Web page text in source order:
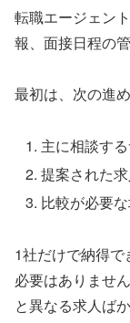
転職エージェン
報、面接日程の
最初は、次の進
主に相談す
提案された
比較が必要
1社だけで納得
必要はありませ
と異なる求人ば